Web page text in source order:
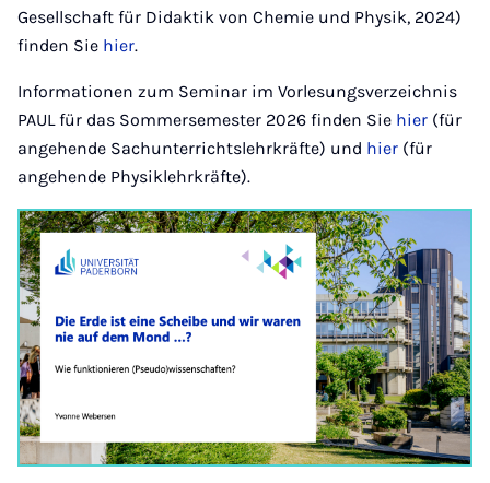
Gesellschaft für Didaktik von Chemie und Physik, 2024)
finden Sie hier.
Informationen zum Seminar im Vorlesungsverzeichnis
PAUL für das Sommersemester 2026 finden Sie hier (für
angehende Sachunterrichtslehrkräfte) und hier (für
angehende Physiklehrkräfte).